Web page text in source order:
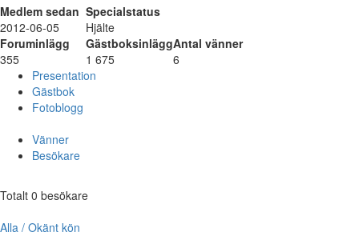
Medlem sedan Specialstatus
2012-06-05
Hjälte
Foruminlägg
GästboksinläggAntal vänner
355
1 675
6
Presentation
Gästbok
Fotoblogg
Vänner
Besökare
Totalt 0 besökare
Alla / Okänt kön